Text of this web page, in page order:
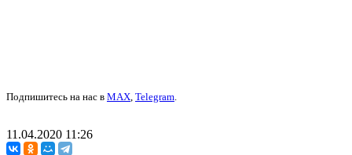
Подпишитесь на нас в MAX, Telegram.
11.04.2020 11:26